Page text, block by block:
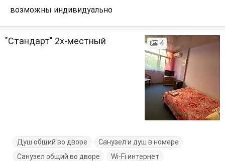
возможны индивидуально
"Стандарт" 2х-местный 4
Душ общий во дворе
Санузел и душ в номере
Санузел общий во дворе
Wi-Fi интернет